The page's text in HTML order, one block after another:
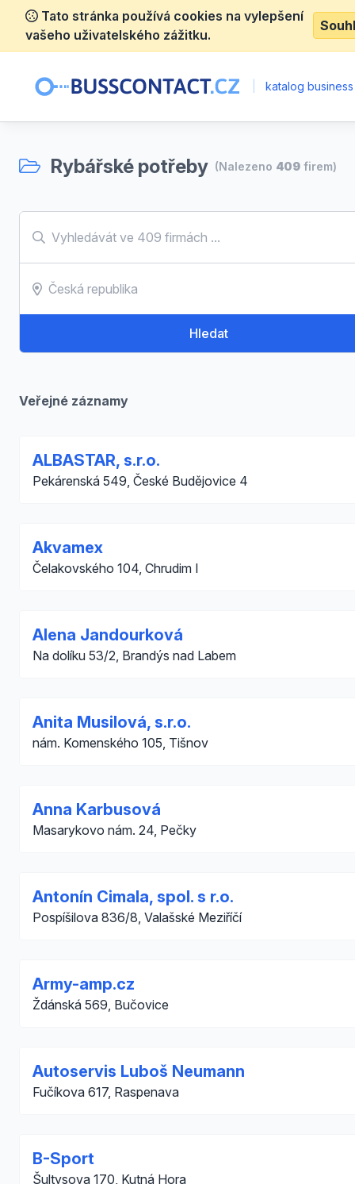
Tato stránka používá cookies na vylepšení
vašeho uživatelského zážitku.
katalog
Rybářské potřeby (Nalezeno 409 firem)
Hledat
Veřejné záznamy
ALBASTAR, s.r.o.
Pekárenská 549, České Budějovice 4
Akvamex
Čelakovského 104, Chrudim I
Alena Jandourková
Na dolíku 53/2, Brandýs nad Labem
Anita Musilová, s.r.o.
nám. Komenského 105, Tišnov
Anna Karbusová
Masarykovo nám. 24, Pečky
Antonín Cimala, spol. s r.o.
Pospíšilova 836/8, Valašské Meziříčí
Army-amp.cz
Ždánská 569, Bučovice
Autoservis Luboš Neumann
Fučíkova 617, Raspenava
B-Sport
Šultysova 170, Kutná Hora